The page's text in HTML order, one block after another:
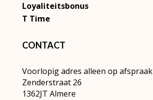
Loyaliteitsbonus
T Time
CONTACT
Voorlopig adres alleen op afspraak
Zenderstraat 26
1362JT Almere